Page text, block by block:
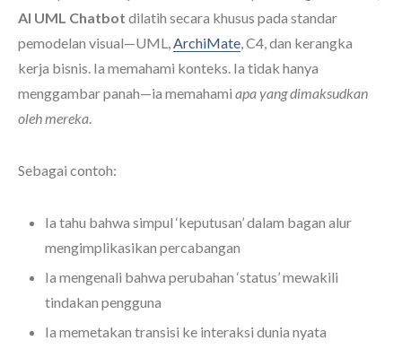
AI UML Chatbot dilatih secara khusus pada standar
pemodelan visual—UML,ArchiMate, C4, dan kerangka
kerja bisnis. Ia memahami konteks. Ia tidak hanya
menggambar panah—ia memahami apa yang dimaksudkan
oleh mereka.
Sebagai contoh:
Ia tahu bahwa simpul ‘keputusan’ dalam bagan alur
mengimplikasikan percabangan
Ia mengenali bahwa perubahan ‘status’ mewakili
tindakan pengguna
Ia memetakan transisi ke interaksi dunia nyata